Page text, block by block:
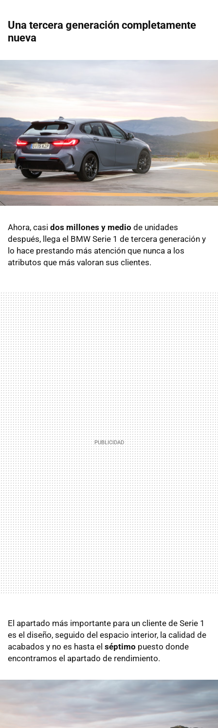
Una tercera generación completamente
nueva
Ahora, casi dos millones y medio de unidades
después, llega el BMW Serie 1 de tercera generación y
lo hace prestando más atención que nunca a los
atributos que más valoran sus clientes.
El apartado más importante para un cliente de Serie 1
es el diseño, seguido del espacio interior, la calidad de
acabados y no es hasta el séptimo puesto donde
encontramos el apartado de rendimiento.